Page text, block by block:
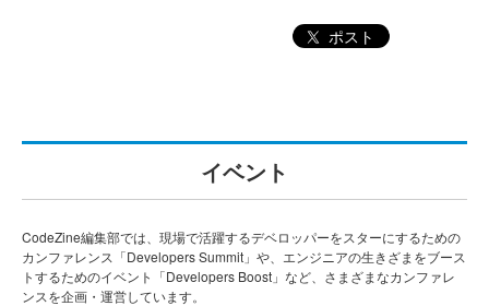
ポスト
イベント
CodeZine編集部では、現場で活躍するデベロッパーをスターにするための
カンファレンス「Developers Summit」や、エンジニアの生きざまをブース
トするためのイベント「Developers Boost」など、さまざまなカンファレ
ンスを企画・運営しています。